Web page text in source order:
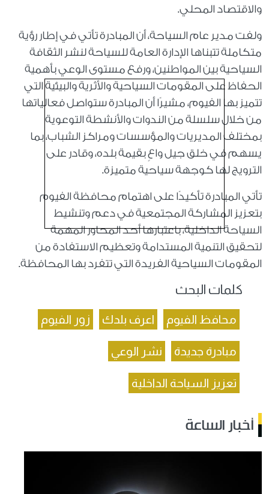
والاقتصاد المحلي.
ولفت مدير عام السياحة، أن المبادرة تأتي في إطار رؤية
متكاملة تتبناها الإدارة العامة للسياحة لنشر الثقافة
السياحية بين المواطنين، ورفع مستوى الوعي بأهمية
الحفاظ على المقومات السياحية والأثرية والبيئية التي
تتميز بها الفيوم، مشيرًا أن المبادرة ستواصل فعالياتها
من خلال سلسلة من الندوات والأنشطة التوعوية
بمختلف المديريات والمؤسسات ومراكز الشباب، بما
يسهم في خلق جيل واعٍ بقيمة بلده، وقادر على
الترويج لها كوجهة سياحية متميزة.
تأتي المبادرة تأكيدًا على اهتمام محافظة الفيوم
بتعزيز المشاركة المجتمعية في دعم وتنشيط
السياحة الداخلية، باعتبارها أحد المحاور المهمة
لتحقيق التنمية المستدامة وتعظيم الاستفادة من
المقومات السياحية الفريدة التي تتفرد بها المحافظة.
كلمات البحث
محافظ الفيوم اعرف بلدك زور الفيوم
مبادرة جديدة نشر الوعي
تعزيز السياحة الداخلية
أخبار الساعة